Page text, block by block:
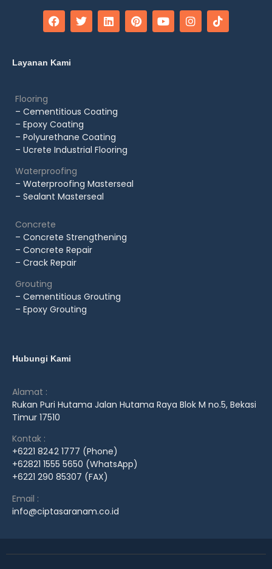
Layanan Kami
Flooring
– Cementitious Coating
– Epoxy Coating
– Polyurethane Coating
– Ucrete Industrial Flooring
Waterproofing
– Waterproofing Masterseal
– Sealant Masterseal
Concrete
– Concrete Strengthening
– Concrete Repair
– Crack Repair
Grouting
– Cementitious Grouting
– Epoxy Grouting
Hubungi Kami
Alamat :
Rukan Puri Hutama Jalan Hutama Raya Blok M no.5, Bekasi
Timur 17510
Kontak :
+6221 8242 1777 (Phone)
+62821 1555 5650 (WhatsApp)
+6221 290 85307 (FAX)
Email :
info@ciptasaranam.co.id